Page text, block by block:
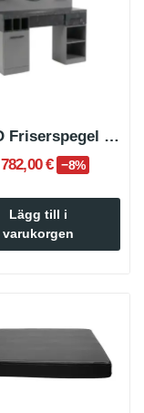
ZINKO Friserspegel för frisörsalonger – högklassig
782,00 € −8%
Lägg till i
varukorgen